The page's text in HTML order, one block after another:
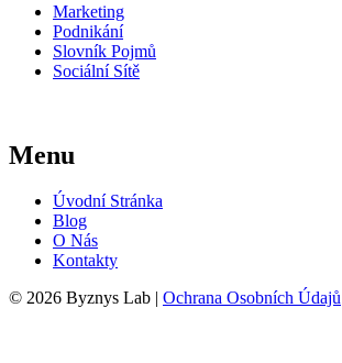
Marketing
Podnikání
Slovník Pojmů
Sociální Sítě
Menu
Úvodní Stránka
Blog
O Nás
Kontakty
© 2026 Byznys Lab | Ochrana Osobních Údajů